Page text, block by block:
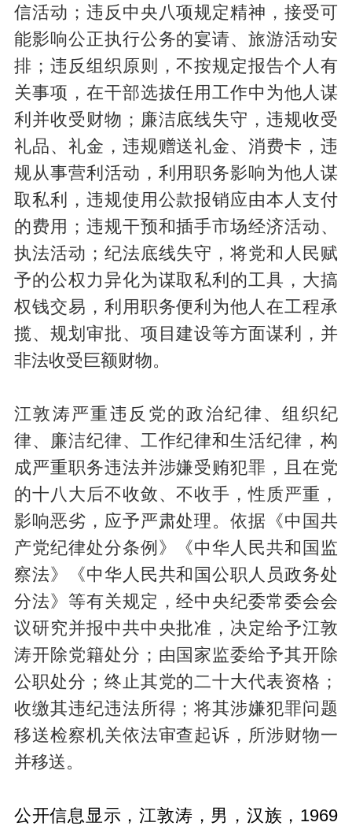
信活动；违反中央八项规定精神，接受可
能影响公正执行公务的宴请、旅游活动安
排；违反组织原则，不按规定报告个人有
关事项，在干部选拔任用工作中为他人谋
利并收受财物；廉洁底线失守，违规收受
礼品、礼金，违规赠送礼金、消费卡，违
规从事营利活动，利用职务影响为他人谋
取私利，违规使用公款报销应由本人支付
的费用；违规干预和插手市场经济活动、
执法活动；纪法底线失守，将党和人民赋
予的公权力异化为谋取私利的工具，大搞
权钱交易，利用职务便利为他人在工程承
揽、规划审批、项目建设等方面谋利，并
非法收受巨额财物。
江敦涛严重违反党的政治纪律、组织纪
律、廉洁纪律、工作纪律和生活纪律，构
成严重职务违法并涉嫌受贿犯罪，且在党
的十八大后不收敛、不收手，性质严重，
影响恶劣，应予严肃处理。依据《中国共
产党纪律处分条例》《中华人民共和国监
察法》《中华人民共和国公职人员政务处
分法》等有关规定，经中央纪委常委会会
议研究并报中共中央批准，决定给予江敦
涛开除党籍处分；由国家监委给予其开除
公职处分；终止其党的二十大代表资格；
收缴其违纪违法所得；将其涉嫌犯罪问题
移送检察机关依法审查起诉，所涉财物一
并移送。
公开信息显示，江敦涛，男，汉族，1969